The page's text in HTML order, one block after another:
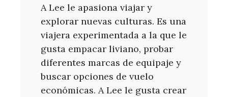
A Lee le apasiona viajar y
explorar nuevas culturas. Es una
viajera experimentada a la que le
gusta empacar liviano, probar
diferentes marcas de equipaje y
buscar opciones de vuelo
económicas. A Lee le gusta crear